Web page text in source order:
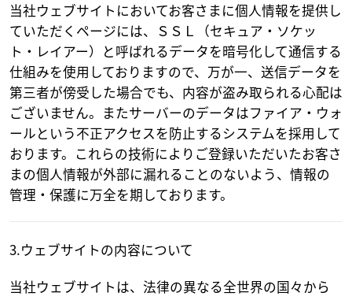
当社ウェブサイトにおいてお客さまに個人情報を提供し
ていただくページには、ＳＳＬ（セキュア・ソケッ
ト・レイアー）と呼ばれるデータを暗号化して通信する
仕組みを使用しておりますので、万が一、送信データを
第三者が傍受した場合でも、内容が盗み取られる心配は
ございません。またサーバーのデータはファイア・ウォ
ールという不正アクセスを防止するシステムを採用して
おります。これらの技術によりご登録いただいたお客さ
まの個人情報が外部に漏れることのないよう、情報の
管理・保護に万全を期しております。
3.ウェブサイトの内容について
当社ウェブサイトは、法律の異なる全世界の国々から